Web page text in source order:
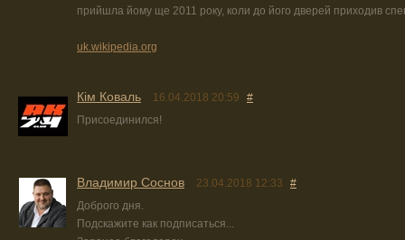
прийшла йому ще 2011 року, коли до його дверей приходив
uk.wikipedia.org
Кім Коваль 16.04.2018 20:59
#
Присоединился!
Владимир Соснов 23.04.2018 12:33
#
Доброго дня.
Подскажите как подписаться...